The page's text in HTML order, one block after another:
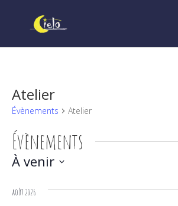
Atelier
Évènements Atelier
Évènements
À venir
une
août 2026